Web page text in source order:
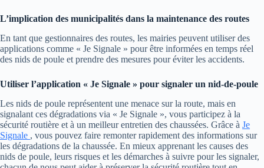
L’implication des municipalités dans la maintenance des routes
En tant que gestionnaires des routes, les mairies peuvent utiliser des
applications comme « Je Signale » pour être informées en temps réel
des nids de poule et prendre des mesures pour éviter les accidents.
Utiliser l’application « Je Signale » pour signaler un nid-de-poule
Les nids de poule représentent une menace sur la route, mais en
signalant ces dégradations via « Je Signale », vous participez à la
sécurité routière et à un meilleur entretien des chaussées. Grâce à Je
Signale , vous pouvez faire remonter rapidement des informations sur
les dégradations de la chaussée. En mieux apprenant les causes des
nids de poule, leurs risques et les démarches à suivre pour les signaler,